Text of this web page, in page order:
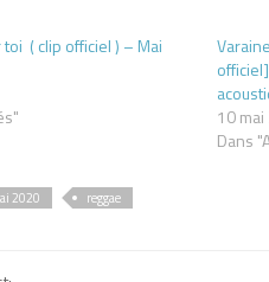
toi ( clip officiel ) – Mai
10 mai
Dans
2020 reggae